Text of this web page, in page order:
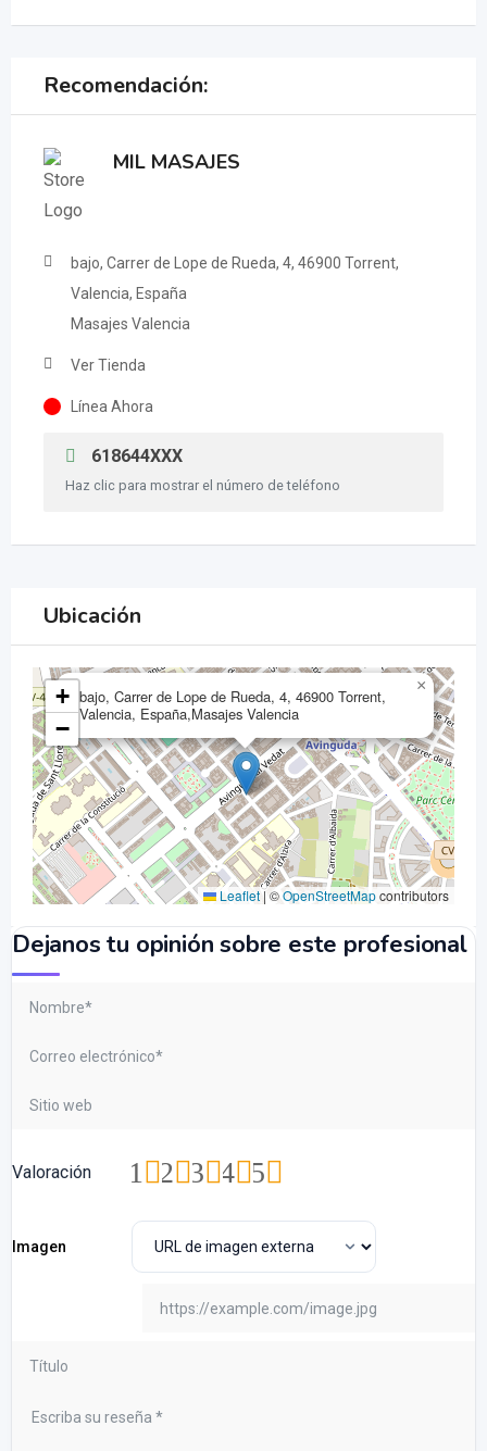
Recomendación:
MIL MASAJES
bajo, Carrer de Lope de Rueda, 4, 46900 Torrent,
Valencia, España
Masajes Valencia
Ver Tienda
Línea Ahora
618644XXX
Haz clic para mostrar el número de teléfono
Ubicación
bajo, Carrer de Lope de Rueda, 4, 46900 Torrent,
Valencia, España,Masajes Valencia
×
+
−
Leaflet|©OpenStreetMapcontributors
Dejanos tu opinión sobre este profesional
Valoración 5
4
3
2
1
Imagen